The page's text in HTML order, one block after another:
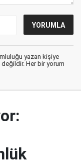
yazan kişiye
Her bir yorum